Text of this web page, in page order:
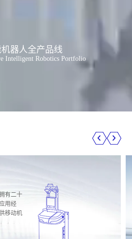
器人全产品线
Intelligent Robotics Portfolio
有二十
用经
移动机